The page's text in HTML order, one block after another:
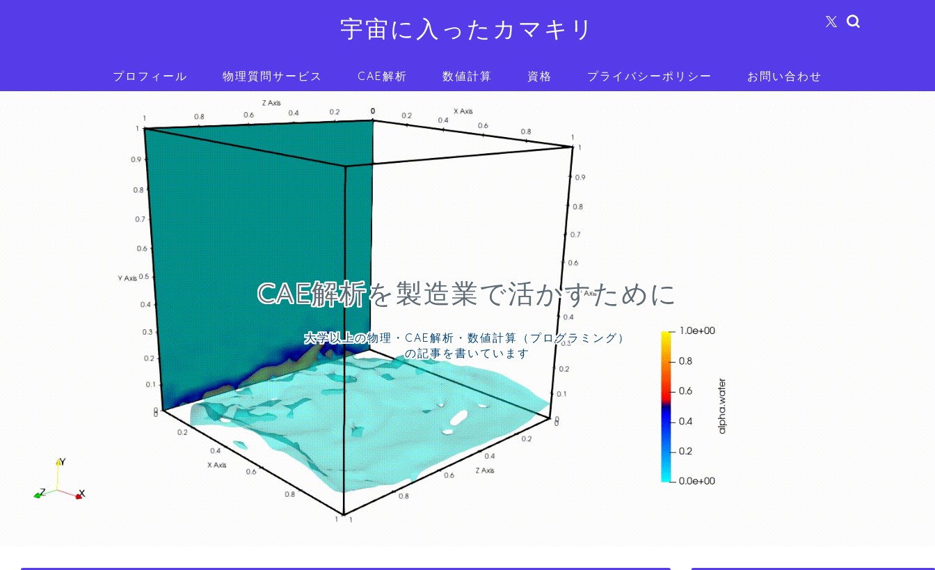
宇宙に入ったカマキリ
プロフィール 物理質問サービス CAE解析 数値計算 資格 プライバシーポリシー お問い合わせ
CAE解析を製造業で活かすために
大学以上の物理・CAE解析・数値計算（プログラミング）
の記事を書いています